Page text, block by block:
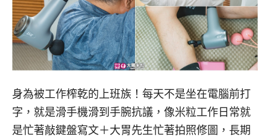
身為被工作榨乾的上班族！每天不是坐在電腦前打
字，就是滑手機滑到手腕抗議，像米粒工作日常就
是忙著敲鍵盤寫文＋大胃先生忙著拍照修圖，長期